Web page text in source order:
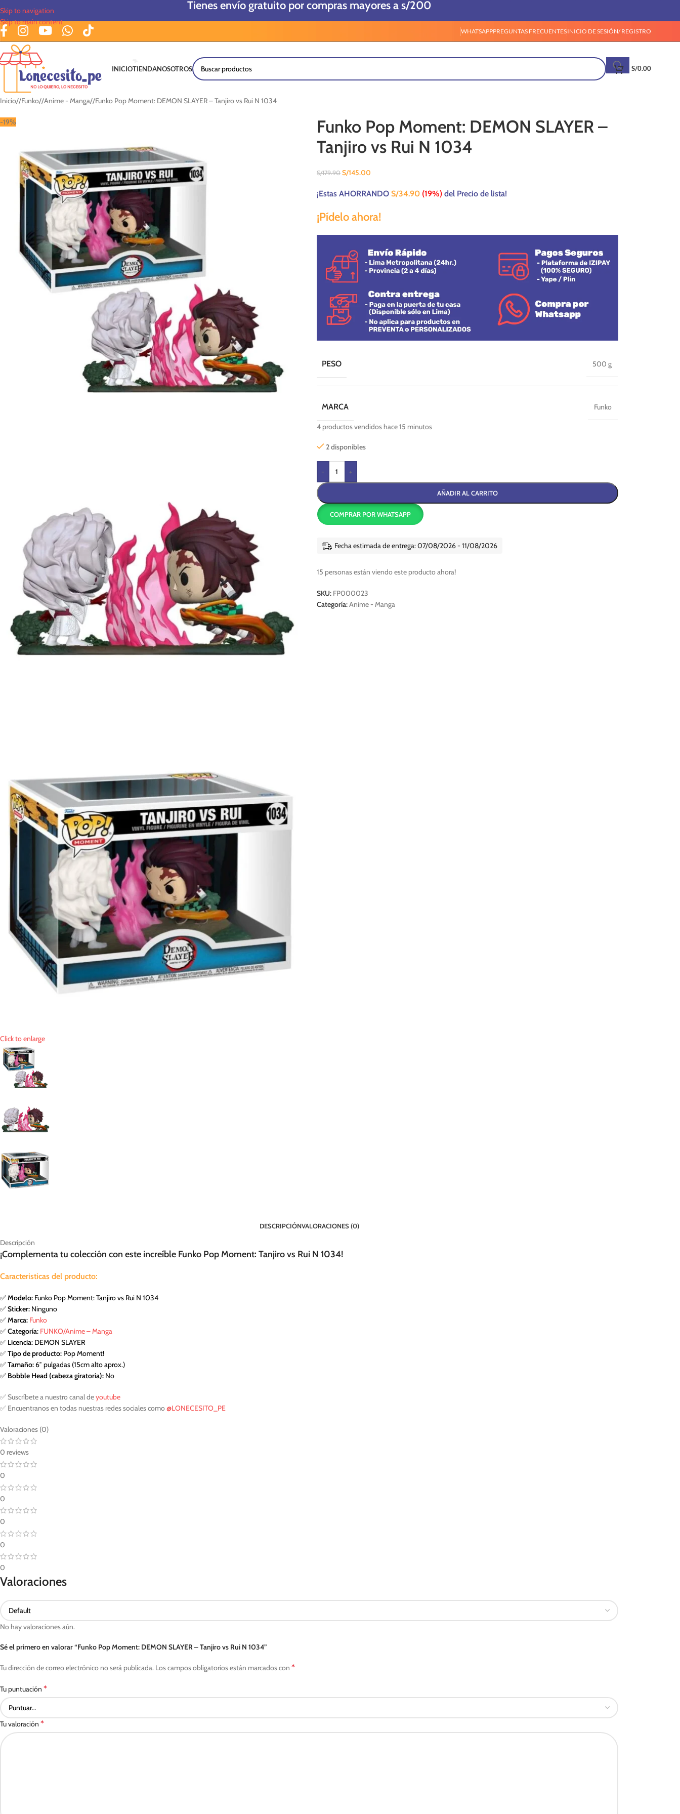
Skip to navigation
Skip to main content
Tienes envío gratuito por compras mayores a s/200
WHATSAPPPREGUNTAS FRECUENTESINICIO DE SESIÓN/ REGISTRO
INICIOTIENDANOSOTROS S/0.00
Inicio/ Funko/ Anime - Manga/ Funko Pop Moment: DEMON SLAYER – Tanjiro vs Rui N 1034
-19%
Click to enlarge
Funko Pop Moment: DEMON SLAYER –
Tanjiro vs Rui N 1034
S/179.90 S/145.00
¡Estas AHORRANDO S/34.90 (19%) del Precio de lista!
¡Pídelo ahora!
PESO 500 g
MARCA Funko
4 productos vendidos hace 15 minutos
2 disponibles
- +
AÑADIR AL CARRITO
COMPRAR POR WHATSAPP
Fecha estimada de entrega: 07/08/2026 - 11/08/2026
15 personas están viendo este producto ahora!
SKU: FP000023
Categoría:Anime - Manga
DESCRIPCIÓNVALORACIONES (0)
Descripción
¡Complementa tu colección con este increíble Funko Pop Moment: Tanjiro vs Rui N 1034!
Caracteristicas del producto:
✅Modelo: Funko Pop Moment: Tanjiro vs Rui N 1034
✅Sticker: Ninguno
✅Marca: Funko
✅Categoría: FUNKO/Anime – Manga
✅ Licencia: DEMON SLAYER
✅Tipo de producto: Pop Moment!
✅Tamaño:6″ pulgadas (15cm alto aprox.)
✅ Bobble Head (cabeza giratoria): No
✅ Suscríbete a nuestro canal deyoutube
✅ Encuentranos en todas nuestras redes sociales como@LONECESITO_PE
Valoraciones (0)
0 reviews
0
0
0
0
0
Valoraciones
No hay valoraciones aún.
Sé el primero en valorar “Funko Pop Moment: DEMON SLAYER – Tanjiro vs Rui N 1034”
Tu dirección de correo electrónico no será publicada. Los campos obligatorios están marcados con *
Tu puntuación *
Tu valoración *